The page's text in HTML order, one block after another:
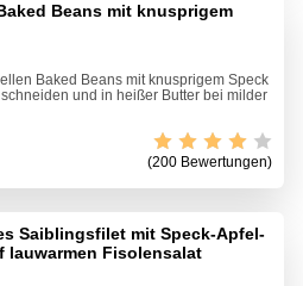
Beans mit knusprigem
Baked Beans mit knusprigem Speck
und in heißer Butter bei milder
(200 Bewertungen)
Saiblingsfilet mit Speck-Apfel-
lauwarmen Fisolensalat